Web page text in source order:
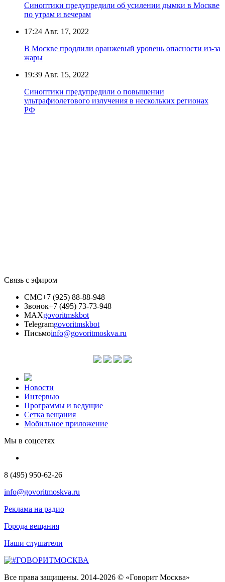
Синоптики предупредили об усилении дымки в Москве
по утрам и вечерам
17:24 Авг. 17, 2022
В Москве продлили оранжевый уровень опасности из-за
жары
19:39 Авг. 15, 2022
Синоптики предупредили о повышении
ультрафиолетового излучения в нескольких регионах
РФ
Связь с эфиром
СМС+7 (925) 88-88-948
Звонок+7 (495) 73-73-948
MAXgovoritmskbot
Telegramgovoritmskbot
Письмоinfo@govoritmoskva.ru
Новости
Интервью
Программы и ведущие
Сетка вещания
Мобильное приложение
Мы в соцсетях
8 (495) 950-62-26
info@govoritmoskva.ru
Реклама на радио
Города вещания
Наши слушатели
Все права защищены. 2014-2026 © «Говорит Москва»